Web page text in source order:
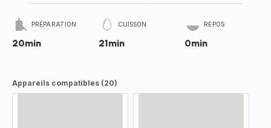
PRÉPARATION
20min
CUISSON
21min
REPOS
0min
Appareils compatibles (20)